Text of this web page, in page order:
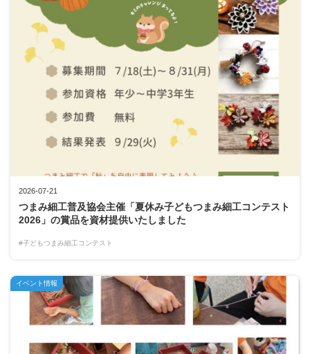
2026-07-21
つまみ細工普及協会主催「夏休み子どもつまみ細工コンテスト
2026」の賞品を資材提供いたしました
#子どもつまみ細工コンテスト
イベント情報